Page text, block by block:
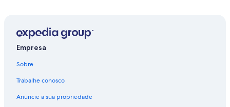
Hotéis Travelodge UK - False Island
Hotéis próximos ao shopping - Kenai
Empresa
Sobre
Trabalhe conosco
Anuncie a sua propriedade